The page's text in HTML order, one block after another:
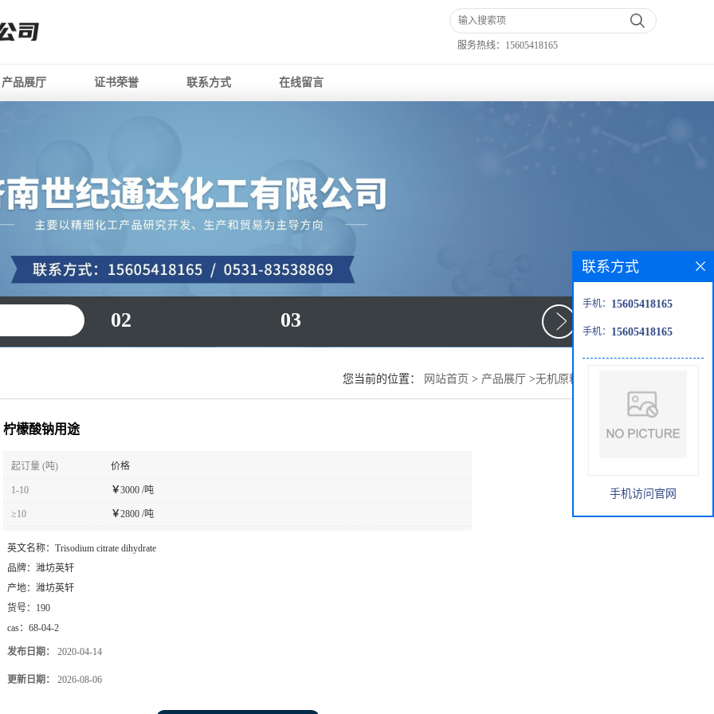
服务热线： 15605418165
产品展厅 证书荣誉 联系方式 在线留言
02 03
您当前的位置： 网站首页 > 产品展厅 >无机原料
柠檬酸钠用途
起订量 (吨) 价格
1-10 ￥3000 /吨
≥10 ￥2800 /吨
英文名称： Trisodium citrate dihydrate
品牌： 潍坊英轩
产地： 潍坊英轩
货号： 190
cas： 68-04-2
发布日期： 2020-04-14
更新日期： 2026-08-06
联系方式
手机： 15605418165
手机： 15605418165
手机访问官网